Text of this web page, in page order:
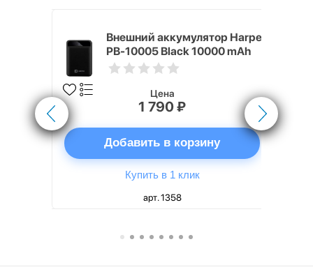
Внешний аккумулятор Harper
PB-10005 Black 10000 mAh
Цена
1 790 ₽
Добавить в корзину
Купить в 1 клик
арт. 1358